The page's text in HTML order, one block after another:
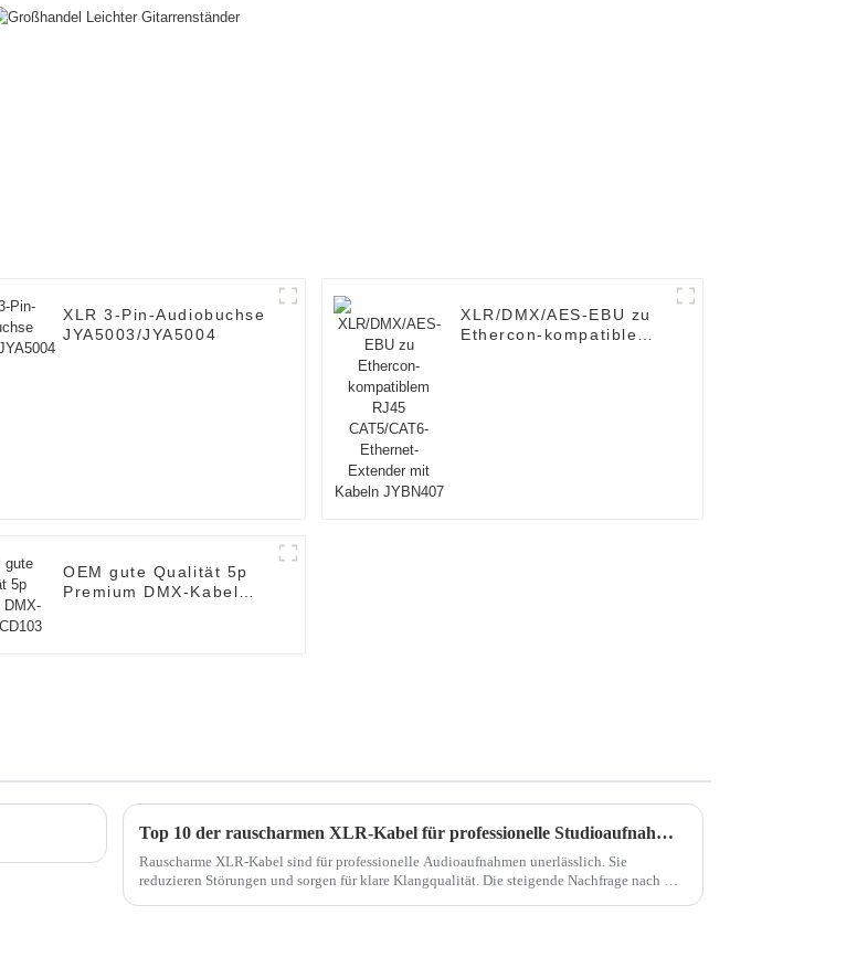
XLR 3-Pin-Audiobuchse
JYA5003/JYA5004
XLR/DMX/AES-EBU zu
Ethercon-kompatiblem
OEM gute Qualität 5p
Premium DMX-Kabel
Top 10 der rauscharmen XLR-Kabel für professionelle Studioaufnahmen: Ein Einkaufsführer für 2025
Rauscharme XLR-Kabel sind für professionelle Audioaufnahmen unerlässlich. Sie
reduzieren Störungen und sorgen für klare Klangqualität. Die steigende Nachfrage nach Hi-